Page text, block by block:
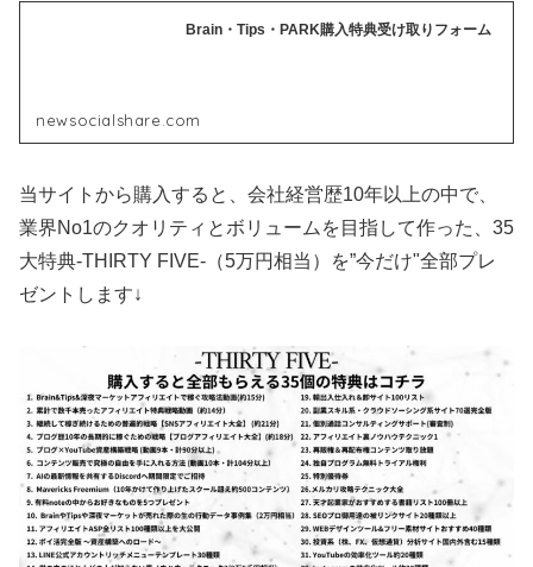
Brain・Tips・PARK購入特典受け取りフォーム
newsocialshare.com
当サイトから購入すると、会社経営歴10年以上の中で、
業界No1のクオリティとボリュームを目指して作った、35
大特典-THIRTY FIVE-（5万円相当）を”今だけ"全部プレ
ゼントします↓